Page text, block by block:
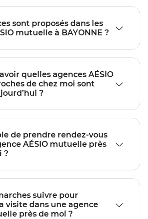
sont proposés dans les
AÉSIO mutuelle à BAYONNE ?
quelles agences AÉSIO
de chez moi sont
ouvertes aujourd’hui ?
de prendre rendez-vous
près
?
suivre pour
visite dans une agence
près de moi ?